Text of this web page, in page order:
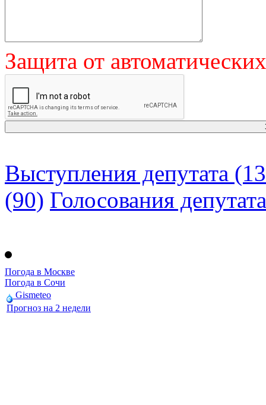
Защита от
Выступления депутата
(90) Голосования депутата
Погода в Москве
Погода в Сочи
Gismeteo
Прогноз на 2 недели